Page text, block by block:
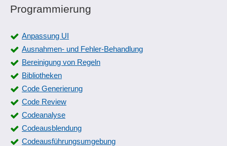
Programmierung
Anpassung UI
Ausnahmen- und Fehler-Behandlung
Bereinigung von Regeln
Bibliotheken
Code Generierung
Code Review
Codeanalyse
Codeausblendung
Codeausführungsumgebung